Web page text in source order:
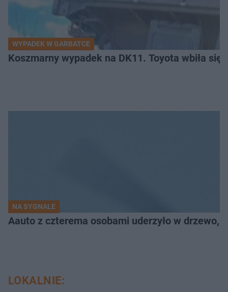
WYPADEK W GARBATCE
Koszmarny wypadek na DK11. Toyota wbiła się
NA SYGNALE
Aauto z czterema osobami uderzyło w drzewo,
LOKALNIE: